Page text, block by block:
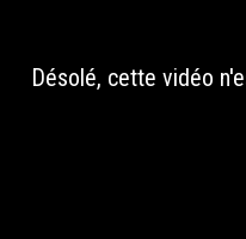
Désolé, cette vidéo